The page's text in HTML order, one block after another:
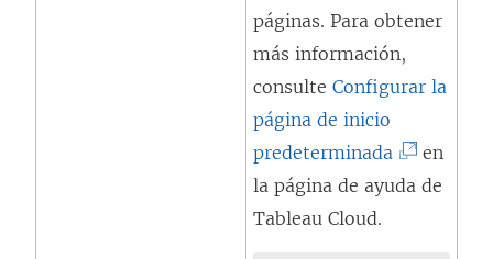
páginas. Para obtener
más información,
consulte Configurar la
página de inicio
predeterminada
E
en
la página de ayuda de
Tableau Cloud.